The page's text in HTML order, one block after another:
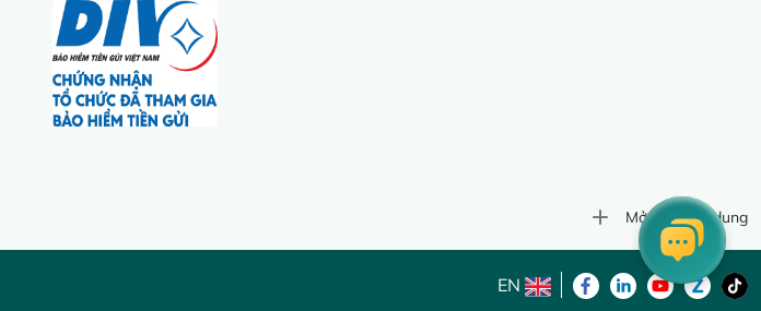
Mở rộng nội dung
EN